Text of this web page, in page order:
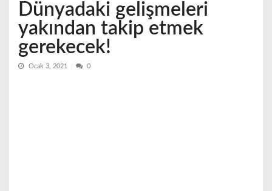
Dünyadaki gelişmeleri
yakından takip etmek
gerekecek!
Ocak 3, 2021 0